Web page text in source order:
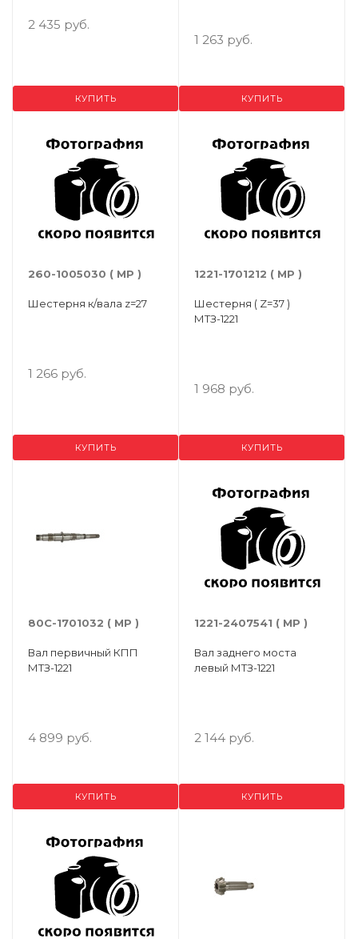
2 435 руб.
КУПИТЬ
1 263 руб.
КУПИТЬ
260-1005030 ( МР )
Шестерня к/вала z=27
1 266 руб.
КУПИТЬ
1221-1701212 ( МР )
Шестерня ( Z=37 )
МТЗ-1221
1 968 руб.
КУПИТЬ
80С-1701032 ( МР )
Вал первичный КПП
МТЗ-1221
4 899 руб.
КУПИТЬ
1221-2407541 ( МР )
Вал заднего моста
левый МТЗ-1221
2 144 руб.
КУПИТЬ